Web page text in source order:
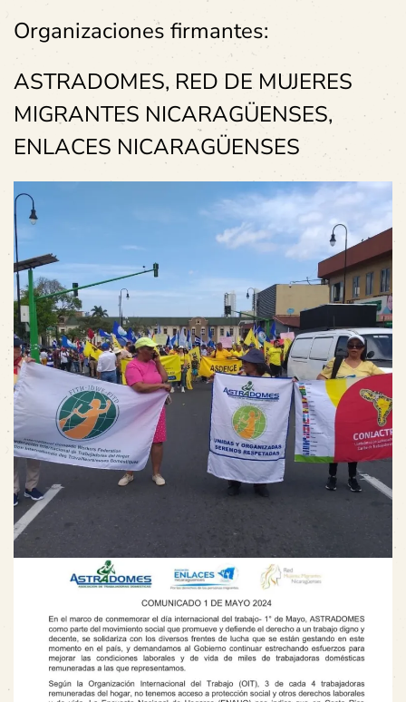
Organizaciones firmantes:
ASTRADOMES, RED DE MUJERES
MIGRANTES NICARAGÜENSES,
ENLACES NICARAGÜENSES